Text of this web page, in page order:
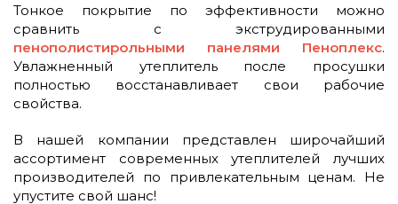
Тонкое покрытие по эффективности можно
сравнить с экструдированными
пенополистирольными панелями Пеноплекс.
Увлажненный утеплитель после просушки
полностью восстанавливает свои рабочие
свойства.
В нашей компании представлен широчайший
ассортимент современных утеплителей лучших
производителей по привлекательным ценам. Не
упустите свой шанс!